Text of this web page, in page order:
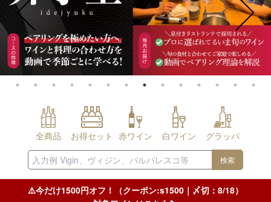
全商品 お得セット 赤ワイン 白ワイン グラッパ
検索
⚠️今だけ1500円オフ！（クーポン:s1500｜〆切：8/18）